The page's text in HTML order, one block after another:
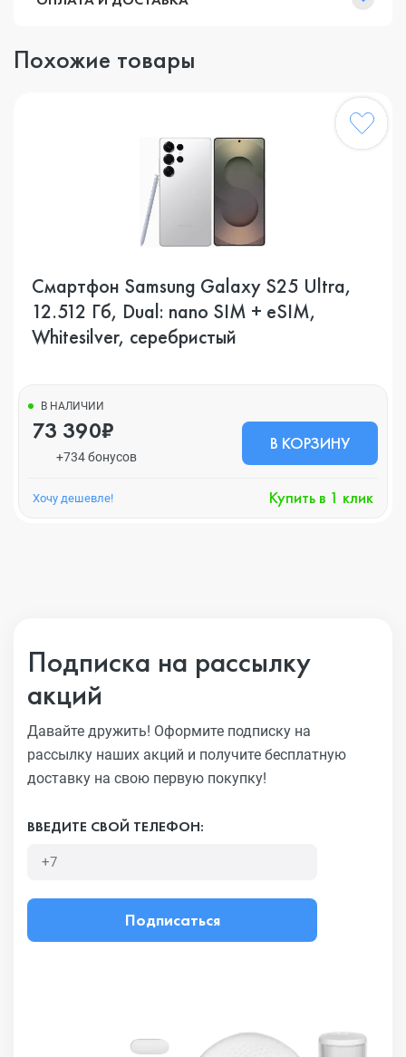
Похожие товары
Смартфон Samsung Galaxy S25 Ultra,
12.512 Гб, Dual: nano SIM + eSIM,
Whitesilver, серебристый
В НАЛИЧИИ
73 390₽
+734 бонусов
В КОРЗИНУ
Хочу дешевле! Купить в 1 клик
Подписка на рассылку
акций
Давайте дружить! Оформите подписку на
рассылку наших акций и получите бесплатную
доставку на свою первую покупку!
ВВЕДИТЕ СВОЙ ТЕЛЕФОН:
Подписаться